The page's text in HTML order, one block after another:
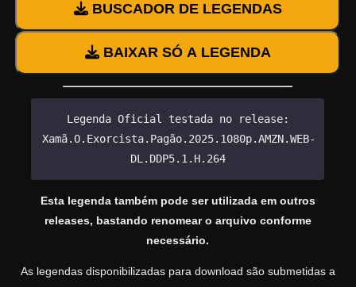
BUSCADOR DE LEGENDAS
BAIXAR SÓ A LEGENDA
Legenda Oficial testada no release:
Xamã.O.Exorcista.Pagão.2025.1080p.AMZN.WEB-
DL.DDP5.1.H.264
Esta legenda também pode ser utilizada em outros
releases, bastando renomear o arquivo conforme
necessário.
As legendas disponibilizadas para download são submetidas a